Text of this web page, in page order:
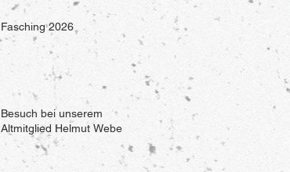
Fasching 2026
Besuch bei unserem
Altmitglied Helmut Weber